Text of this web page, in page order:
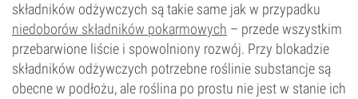
składników odżywczych są takie same jak w przypadku
niedoborów składników pokarmowych – przede wszystkim
przebarwione liście i spowolniony rozwój. Przy blokadzie
składników odżywczych potrzebne roślinie substancje są
obecne w podłożu, ale roślina po prostu nie jest w stanie ich